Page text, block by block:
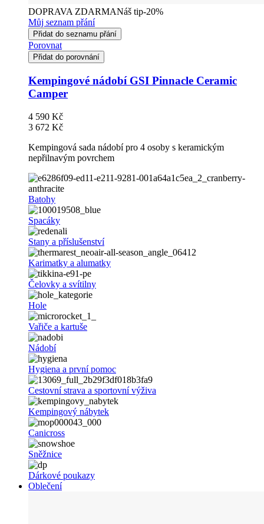
DOPRAVA ZDARMANáš tip-20%
Můj seznam přání
Přidat do seznamu přání
Porovnat
Přidat do porovnání
Kempingové nádobí GSI Pinnacle Ceramic
Camper
4 590 Kč
3 672 Kč
Kempingová sada nádobí pro 4 osoby s keramickým
nepřilnavým povrchem
Batohy
Spacáky
Stany a příslušenství
Karimatky a alumatky
Čelovky a svítilny
Hole
Vařiče a kartuše
Nádobí
Hygiena a první pomoc
Cestovní strava a sportovní výživa
Kempingový nábytek
Canicross
Sněžnice
Dárkové poukazy
Oblečení